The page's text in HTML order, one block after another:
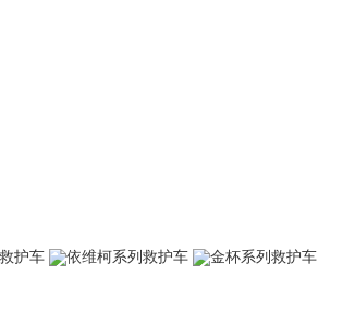
护车 依维柯系列救护车
金杯系列救护车